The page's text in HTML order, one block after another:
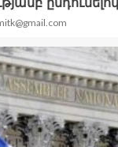
ընդունելով